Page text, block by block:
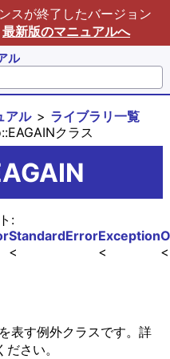
スが終了したバージョン
最新版のマニュアルへ
ル
アル
ライブラリ一覧
クラス
:
Exception
StandardError
表す例外クラスです。詳
さい。